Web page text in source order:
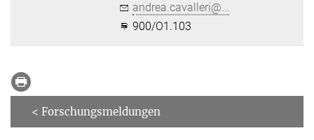
andrea.cavalleri@...
900/O1.103
< Forschungsmeldungen